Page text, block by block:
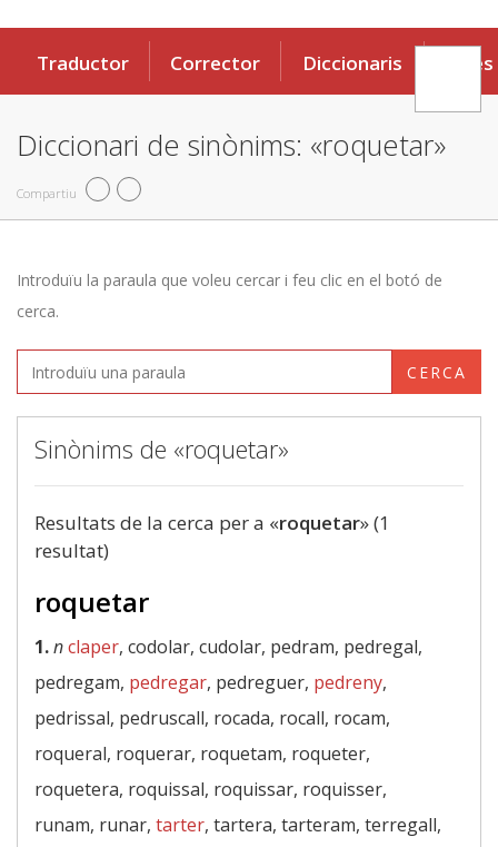
Traductor Corrector Diccionaris Eines
Diccionari de sinònims: «roquetar»
Compartiu
Introduïu la paraula que voleu cercar i feu clic en el botó de
cerca.
CERCA
Sinònims de «roquetar»
Resultats de la cerca per a «roquetar» (1
resultat)
roquetar
1.nclaper, codolar, cudolar, pedram, pedregal,
pedregam, pedregar, pedreguer, pedreny,
pedrissal, pedruscall, rocada, rocall, rocam,
roqueral, roquerar, roquetam, roqueter,
roquetera, roquissal, roquissar, roquisser,
runam, runar, tarter, tartera, tarteram, terregall,